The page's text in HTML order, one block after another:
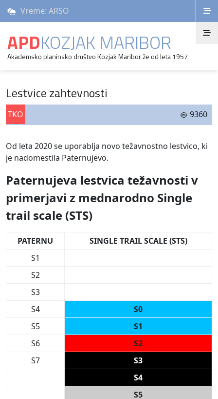
Vreme: ARSO
APDKOZJAK MARIBOR
Akademsko planinsko društvo Kozjak Maribor že od leta 1957
Lestvice zahtevnosti
TKO 9360
Od leta 2020 se uporablja novo težavnostno lestvico, ki
je nadomestila Paternujevo.
Paternujeva lestvica težavnosti v
primerjavi z mednarodno Single
trail scale (STS)
PATERNU
SINGLE TRAIL SCALE (STS)
S1
S2
S3
S4
S0
S5
S1
S6
S2
S7
S3
S4
S5